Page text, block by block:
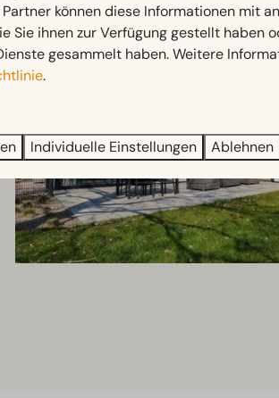
EMPFOHLEN
können diese Informationen mit
Sie ihnen zur Verfügung gestellt haben
gesammelt haben. Weitere
.
Individuelle Einstellungen Ablehnen